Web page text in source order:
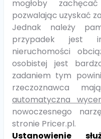
mogłoby
pozwalając uzyskać
Jednak należy
przypadek jest
nieruchomości
osobistej jest
zadaniem tym
rzeczoznawca
automatyczna
nowoczesnego
stronie Pricer.pl.
Ustanowienie